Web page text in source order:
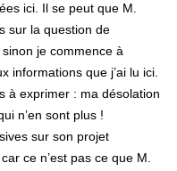
ici. Il se peut que M.
sur la question de
je commence à
informations que j’ai lu ici.
à exprimer : ma désolation
n’en sont plus !
sur son projet
ce n’est pas ce que M.